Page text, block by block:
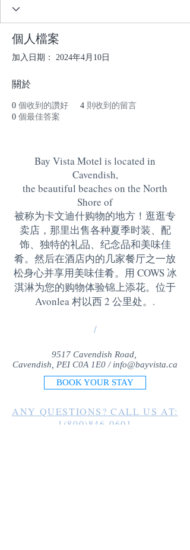
個人檔案
加入日期： 2024年4月10日
關於
0 個收到的讚好 4 則收到的留言
0 個最佳答案
Bay Vista Motel is located in
Cavendish,
the beautiful beaches on the North
Shore of
被称为卡文迪什购物的地方！逛逛专
卖店，那里出售各种夏季时装、配
饰、独特的礼品、纪念品和美味佳
肴。然后在酒店内的几家餐厅之一放
松身心并享用美味佳肴。用 COWS 冰
淇淋为您的购物体验锦上添花。位于
Avonlea 村以西 2 公里处。 .
/
9517 Cavendish Road,
Cavendish, PEI C0A 1E0 / info@bayvista.ca
BOOK YOUR STAY
ANY QUESTIONS? CALL US AT:
1(800)846-0601